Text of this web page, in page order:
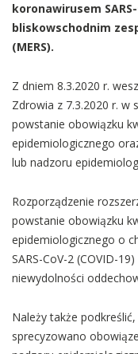
koronawirusem
bliskowschodnim
(MERS).
Z dniem 8.3.2020 r.
Zdrowia z 7.3.2020 r. w
powstanie obowiązku
epidemiologicznego
lub nadzoru
Rozporządzenie
powstanie obowiązku
epidemiologicznego o
SARS-CoV-2 (COVID-
niewydolności
Należy także
sprecyzowano